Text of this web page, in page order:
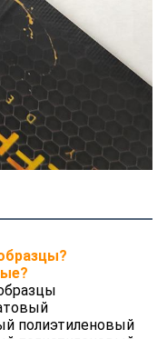
полиэтиленовый